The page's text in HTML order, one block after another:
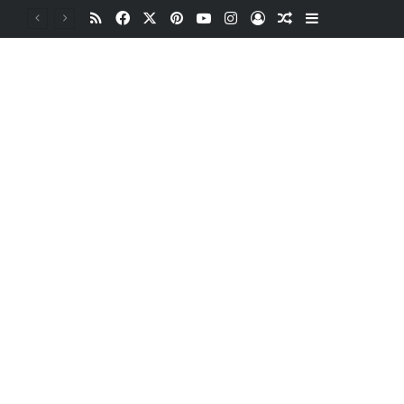
RSSFacebookPinterestYouTubeInstagramOturum aç
Rastgele Makale
Kenar